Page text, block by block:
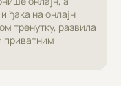
ђака на онлајн
тренутку, развила
приватним